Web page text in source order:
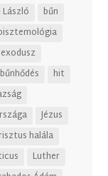
bűn
exodusz
hit
Jézus
halála
Luther